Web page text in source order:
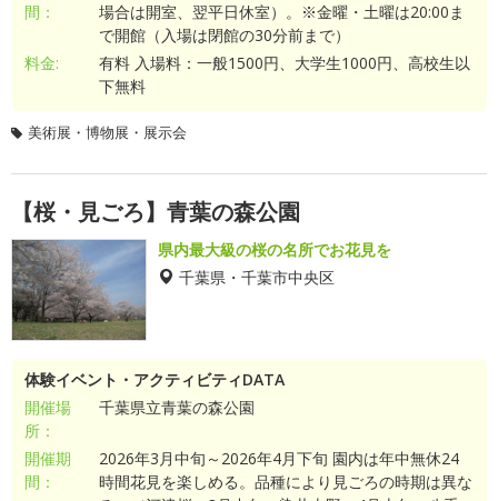
間：
場合は開室、翌平日休室）。※金曜・土曜は20:00ま
で開館（入場は閉館の30分前まで）
料金:
有料 入場料：一般1500円、大学生1000円、高校生以
下無料
美術展・博物展・展示会
【桜・見ごろ】青葉の森公園
県内最大級の桜の名所でお花見を
千葉県・千葉市中央区
体験イベント・アクティビティDATA
開催場
所：
千葉県立青葉の森公園
開催期
間：
2026年3月中旬～2026年4月下旬 園内は年中無休24
時間花見を楽しめる。品種により見ごろの時期は異な